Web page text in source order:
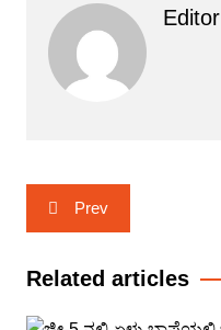
Editor
Post
navigation
Prev
Related articles